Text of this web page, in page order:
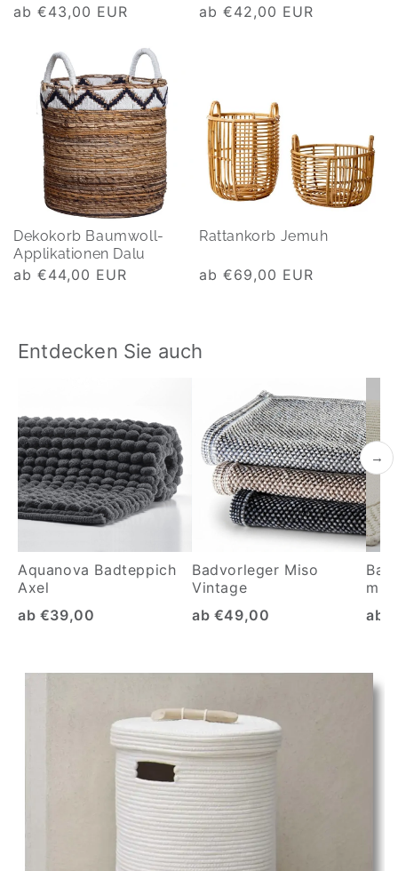
Normaler
ab €43,00 EUR
Normaler
ab €42,00 EUR
Dekokorb Baumwoll-
Applikationen Dalu
Normaler
ab €44,00 EUR
Rattankorb Jemuh
Normaler
ab €69,00 EUR
Entdecken Sie auch
Aquanova Badteppich
Axel
ab €39,00
Badvorleger Miso
Vintage
ab €49,00
mit
ab
→